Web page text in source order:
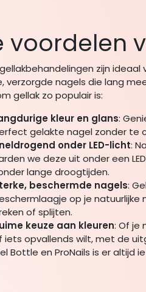
voordelen
zijn
verzorgde nagels die lang
gellak zo populair is:
kleur en glans:
gelakte nagel zonder te
onder LED-licht:
we deze uit onder een
lange droogtijden.
beschermde nagels:
op je natuurlijke
of splijten.
keuze aan kleuren: Of je
iets opvallends wilt, met de
Bottle en ProNails is er altijd